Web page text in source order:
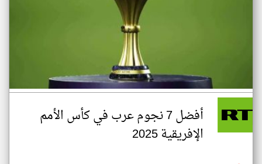
أفضل 7 نجوم عرب في كأس الأمم
الإفريقية 2025